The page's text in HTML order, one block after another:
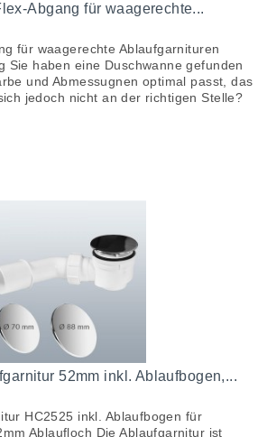
Abgang für waagerechte...
für waagerechte Ablaufgarnituren
Sie haben eine Duschwanne gefunden
und Abmessugnen optimal passt, das
jedoch nicht an der richtigen Stelle?
52mm inkl. Ablaufbogen,...
HC2525 inkl. Ablaufbogen für
Ablaufloch Die Ablaufgarnitur ist